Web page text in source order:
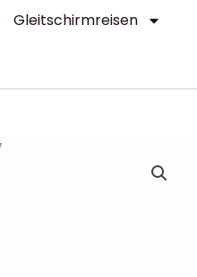
Gleitschirmreisen